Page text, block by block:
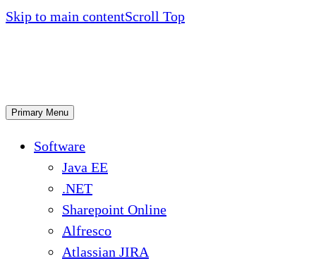
Skip to main contentScroll Top
Primary Menu
Software
Java EE
.NET
Sharepoint Online
Alfresco
Atlassian JIRA